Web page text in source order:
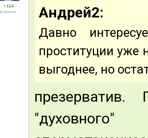
+164
В отпуске Андрей2:
Давно
проституции уже
выгоднее, но
презерватив.